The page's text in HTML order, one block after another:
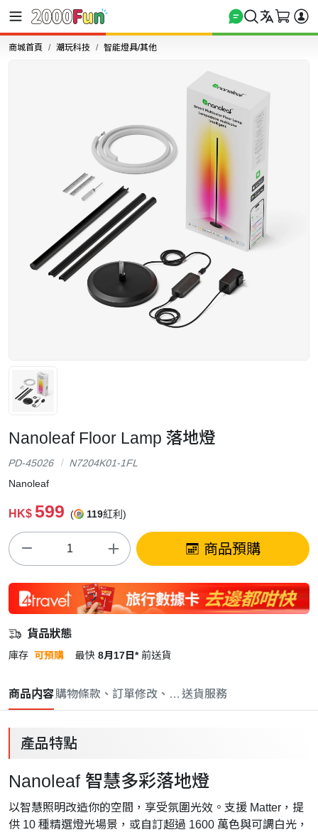
商城首頁 潮玩科技 智能燈具/其他
Nanoleaf Floor Lamp 落地燈
PD-45026
N7204K01-1FL
Nanoleaf
HK$ 599 ( 119紅利)
商品預購
貨品狀態
庫存 可預購 最快 8月17日* 前送貨
商品内容購物條款、訂單修改、取消與退款政策
送貨服務
產品特點
Nanoleaf 智慧多彩落地燈
以智慧照明改造你的空間，享受氛圍光效。支援 Matter，提
供 10 種精選燈光場景，或自訂超過 1600 萬色與可調白光，